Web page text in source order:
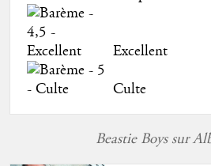
Excellent
Culte
Beastie Boys sur